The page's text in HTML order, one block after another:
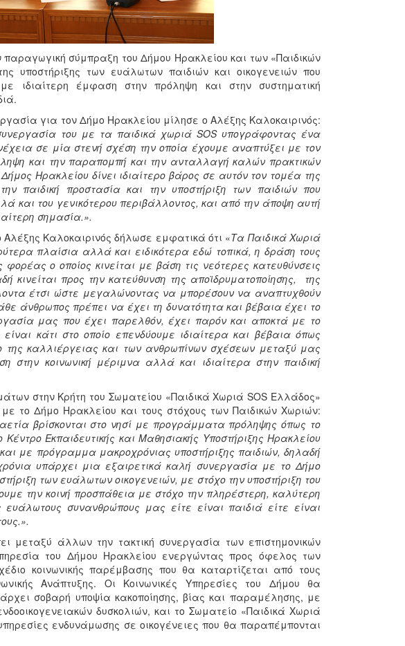
σύμπραξη του Δήμου Ηρακλείου και των «Παιδικών
υποστήριξης των ευάλωτων παιδιών και οικογενειών που
με ιδιαίτερη έμφαση στην πρόληψη και στην συστηματική
για τον Δήμο Ηρακλείου μίλησε ο Αλέξης Καλοκαιρινός:
του με τα παιδικά χωριά SOS υπογράφοντας ένα
σε μία στενή σχέση την οποία έχουμε αναπτύξει με τον
και την παραπομπή και την ανταλλαγή καλών πρακτικών
Ηρακλείου δίνει ιδιαίτερο βάρος σε αυτόν τον τομέα της
παιδική προστασία και την υποστήριξη των παιδιών που
και του γενικότερου περιβάλλοντος, και από την άποψη αυτή
σημασία.».
Καλοκαιρινός δήλωσε εμφατικά ότι «Τα Παιδικά Χωριά
πλαίσια αλλά και ειδικότερα εδώ τοπικά, η δράση τους
ο οποίος κινείται με βάση τις νεότερες κατευθύνσεις
κινείται προς την κατεύθυνση της αποϊδρυματοποίησης, της
έτσι ώστε μεγαλώνοντας να μπορέσουν να αναπτυχθούν
άνθρωπος πρέπει να έχει τη δυνατότητα και βέβαια έχει το
μας που έχει παρελθόν, έχει παρόν και αποκτά με το
κάτι στο οποίο επενδύουμε ιδιαίτερα και βέβαια όπως
της καλλιέργειας και των ανθρωπίνων σχέσεων μεταξύ μας
στην κοινωνική μέριμνα αλλά και ιδιαίτερα στην παιδική
στην Κρήτη του Σωματείου «Παιδικά Χωριά SOS Ελλάδος»
το Δήμο Ηρακλείου και τους στόχους των Παιδικών Χωριών:
βρίσκονται στο νησί με προγράμματα πρόληψης όπως το
Κέντρο Εκπαιδευτικής και Μαθησιακής Υποστήριξης Ηρακλείου
με πρόγραμμα μακροχρόνιας υποστήριξης παιδιών, δηλαδή
υπάρχει μια εξαιρετικά καλή συνεργασία με το Δήμο
των ευάλωτων οικογενειών, με στόχο την υποστήριξη του
την κοινή προσπάθεια με στόχο την πληρέστερη, καλύτερη
συνανθρώπους μας είτε είναι παιδιά είτε είναι
μεταξύ άλλων την τακτική συνεργασία των επιστημονικών
του Δήμου Ηρακλείου ενεργώντας προς όφελος των
κοινωνικής παρέμβασης που θα καταρτίζεται από τους
Ανάπτυξης. Οι Κοινωνικές Υπηρεσίες του Δήμου θα
σοβαρή υποψία κακοποίησης, βίας και παραμέλησης, με
δυσκολιών, και το Σωματείο «Παιδικά Χωριά
ενδυνάμωσης σε οικογένειες που θα παραπέμπονται